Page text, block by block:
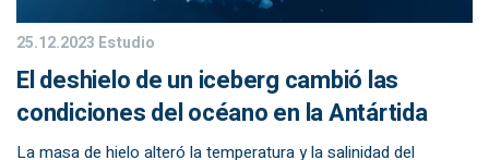
25.12.2023 Estudio
El deshielo de un iceberg cambió las
condiciones del océano en la Antártida
La masa de hielo alteró la temperatura y la salinidad del